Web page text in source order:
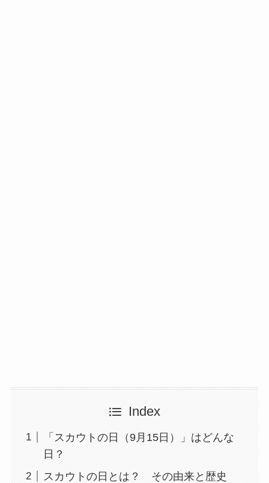
Index
「スカウトの日（9月15日）」はどんな
日？
スカウトの日とは？ その由来と歴史